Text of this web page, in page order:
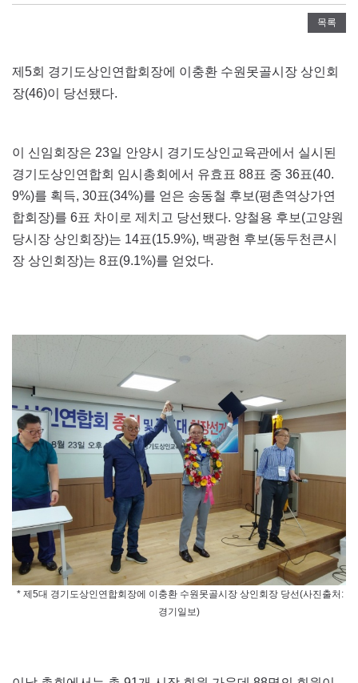
목록
제5회 경기도상인연합회장에 이충환 수원못골시장 상인회
장(46)이 당선됐다.
이 신임회장은 23일 안양시 경기도상인교육관에서 실시된
경기도상인연합회 임시총회에서 유효표 88표 중 36표(40.
9%)를 획득, 30표(34%)를 얻은 송동철 후보(평촌역상가연
합회장)를 6표 차이로 제치고 당선됐다. 양철용 후보(고양원
당시장 상인회장)는 14표(15.9%), 백광현 후보(동두천큰시
장 상인회장)는 8표(9.1%)를 얻었다.
* 제5대 경기도상인연합회장에 이충환 수원못골시장 상인회장 당선(사진출처:
경기일보)